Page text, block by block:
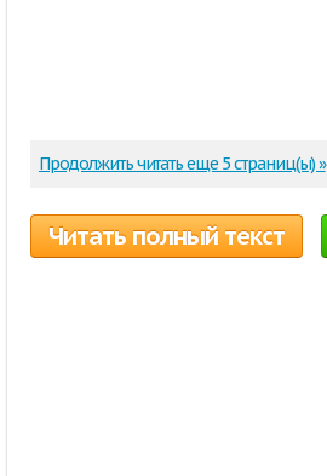
Продолжить читать еще 5 страниц(ы) »
Читать полный текст